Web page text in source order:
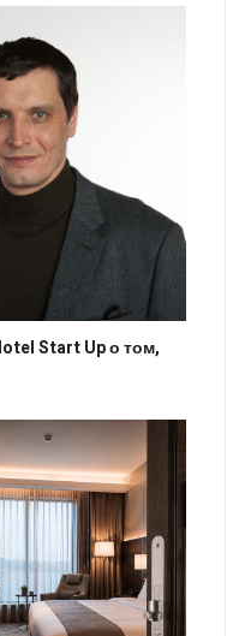
Start Up о том,